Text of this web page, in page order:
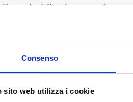
Consenso
sito web utilizza i cookie
probabile che accada
che aspirano
possono essere svariati
chi esegue un trattamento
nostro